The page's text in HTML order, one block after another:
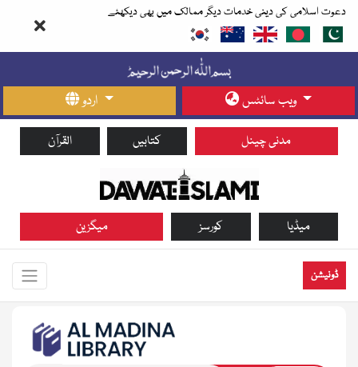
دعوت اسلامی کی دینی خدمات دیگر ممالک میں بھی دیکھئے
اردو ویب سائٹس
القرآن کتابیں مدنی چینل
میگزین کورسز میڈیا
ڈونیشن